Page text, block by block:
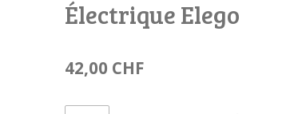
Électrique Elego
42,00 CHF